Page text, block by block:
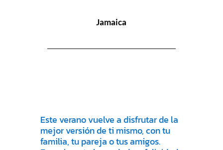
Jamaica
Este verano vuelve a disfrutar de la
mejor versión de ti mismo, con tu
familia, tu pareja o tus amigos.